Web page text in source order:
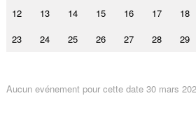
12
13 14 15 16 17 18
23
24 25 26 27 28 29
Aucun evénement pour cette date 30 mars